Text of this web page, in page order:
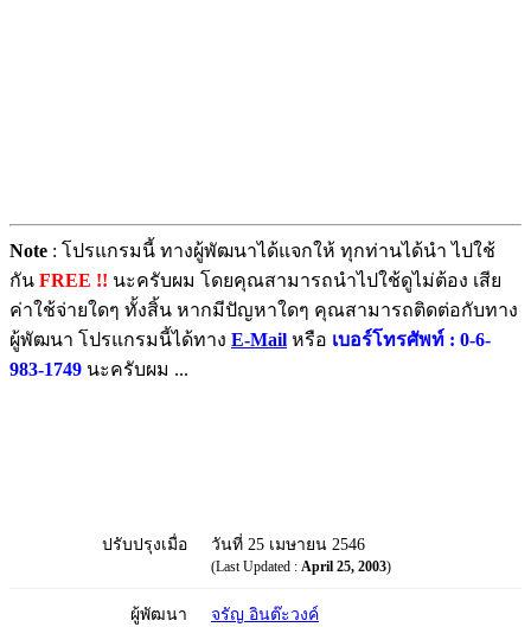
Note : โปรแกรมนี้ ทางผู้พัฒนาได้แจกให้ ทุกท่านได้นำ ไปใช้
กัน FREE !! นะครับผม โดยคุณสามารถนำไปใช้ดูไม่ต้อง เสีย
ค่าใช้จ่ายใดๆ ทั้งสิ้น หากมีปัญหาใดๆ คุณสามารถติดต่อกับทาง
ผู้พัฒนา โปรแกรมนี้ได้ทาง E-Mail หรือ เบอร์โทรศัพท์ : 0-6-
983-1749 นะครับผม ...
ปรับปรุงเมื่อ วันที่ 25 เมษายน 2546
(Last Updated : April 25, 2003)
ผู้พัฒนา จรัญ อินต๊ะวงค์